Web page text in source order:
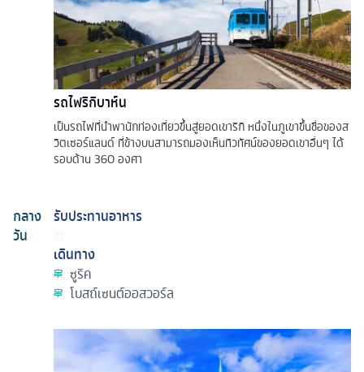
รถไฟริกิบาห์น
เป็นรถไฟที่นำพานักท่องเที่ยวขึ้นสู่ยอดเขาริกิ หนึ่งในภูเขาขึ้นชื่อของส
วิตเซอร์แลนด์ ที่ข้างบนสามารถมองเห็นทิวทัศน์ของยอดเขาอื่นๆ ได้
รอบด้าน 360 องศา
กลาง
วัน
รับประทานอาหาร
เดินทาง
ซูริค
โบสถ์เซนต์ออสวอร์ล